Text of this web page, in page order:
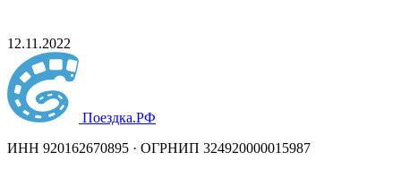
12.11.2022
Поездка.РФ
ИНН 920162670895 · ОГРНИП 324920000015987